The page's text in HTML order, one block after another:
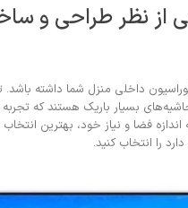
از نظر طراحی و
داخلی منزل شما داشته باشد.
بسیار باریک هستند که
اندازه فضا و نیاز خود، بهترین
را انتخاب کنید.